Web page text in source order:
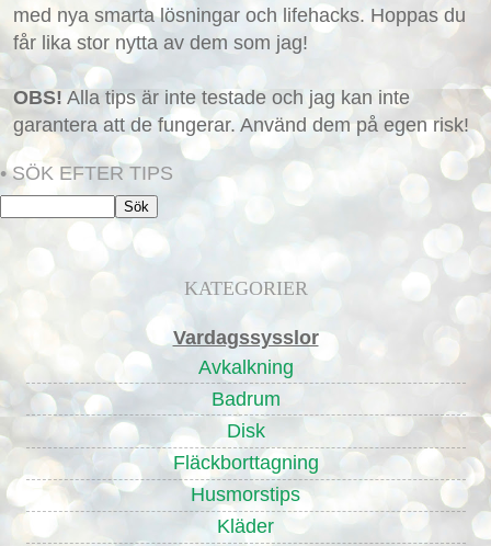
med nya smarta lösningar och lifehacks. Hoppas du
får lika stor nytta av dem som jag!
OBS! Alla tips är inte testade och jag kan inte
garantera att de fungerar. Använd dem på egen risk!
• SÖK EFTER TIPS
KATEGORIER
Vardagssysslor
Avkalkning
Badrum
Disk
Fläckborttagning
Husmorstips
Kläder